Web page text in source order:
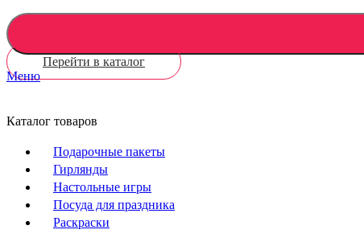
Перейти в каталог
Меню
Каталог товаров
Подарочные пакеты
Гирлянды
Настольные игры
Посуда для праздника
Раскраски